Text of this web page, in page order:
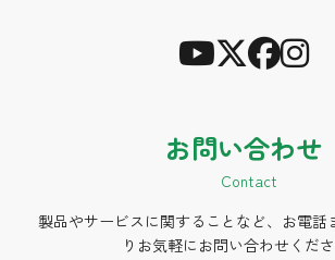
お問い合わせ
Contact
製品やサービスに関することなど、お電話
りお気軽にお問い合わせくださ